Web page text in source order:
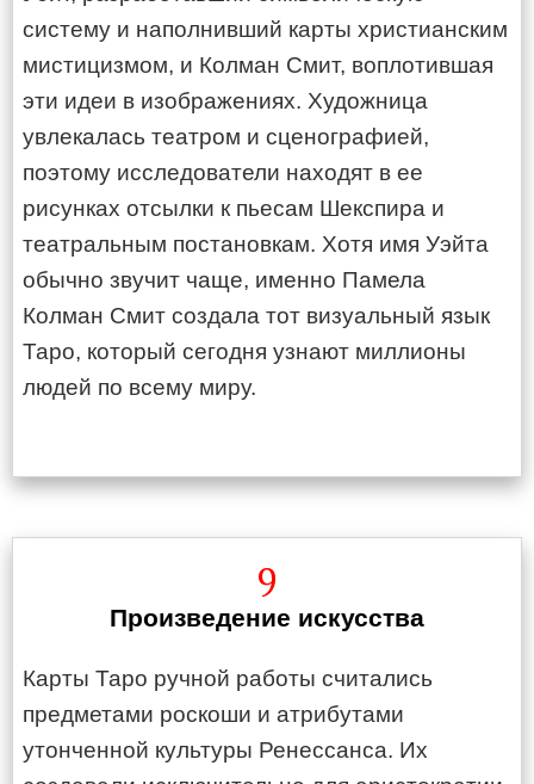
систему и наполнивший карты христианским
мистицизмом, и Колман Смит, воплотившая
эти идеи в изображениях. Художница
увлекалась театром и сценографией,
поэтому исследователи находят в ее
рисунках отсылки к пьесам Шекспира и
театральным постановкам. Хотя имя Уэйта
обычно звучит чаще, именно Памела
Колман Смит создала тот визуальный язык
Таро, который сегодня узнают миллионы
людей по всему миру.
9
Произведение искусства
Карты Таро ручной работы считались
предметами роскоши и атрибутами
утонченной культуры Ренессанса. Их